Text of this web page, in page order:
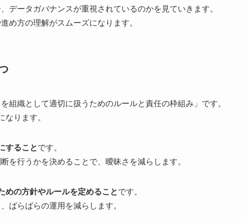
データガバナンスが重視されているのかを見ていきます。
め方の理解がスムーズになります。
組織として適切に扱うためのルールと責任の枠組み」です。
ります。
することです。
を行うかを決めることで、曖昧さを減らします。
めの方針やルールを定めることです。
ばらばらの運用を減らします。